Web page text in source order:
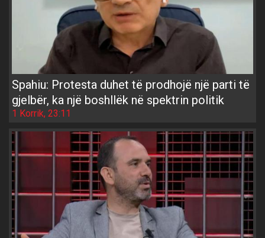
Spahiu: Protesta duhet të prodhojë një parti të
gjelbër, ka një boshllëk në spektrin politik
1 Korrik, 23:11